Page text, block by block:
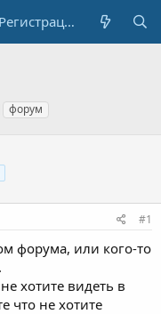
Регистрация
форум
#1
форума, или кого-то
хотите видеть в
что не хотите